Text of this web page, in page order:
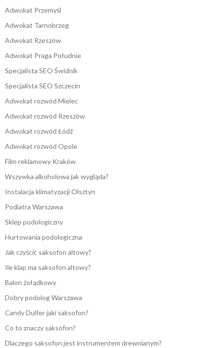
Adwokat Przemyśl
Adwokat Tarnobrzeg
Adwokat Rzeszów
Adwokat Praga Południe
Specjalista SEO Świdnik
Specjalista SEO Szczecin
Adwokat rozwód Mielec
Adwokat rozwód Rzeszów
Adwokat rozwód Łódź
Adwokat rozwód Opole
Film reklamowy Kraków
Wszywka alkoholowa jak wygląda?
Instalacja klimatyzacji Olsztyn
Podiatra Warszawa
Sklep podologiczny
Hurtowania podologiczna
Jak czyścić saksofon altowy?
Ile klap ma saksofon altowy?
Balon żołądkowy
Dobry podolog Warszawa
Candy Dulfer jaki saksofon?
Co to znaczy saksofon?
Dlaczego saksofon jest instrumentem drewnianym?